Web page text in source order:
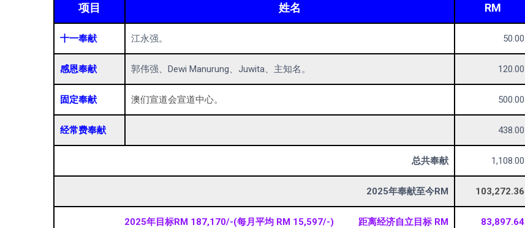
项目 姓名 RM
十一奉献 江永强。 50.00
感恩奉献 郭伟强、Dewi Manurung、Juwita、主知名。 120.00
固定奉献 澳们宣道会宣道中心。 500.00
经常费奉献 438.00
总共奉献 1,108.00
2025年奉献至今RM 103,272.36
2025年目标RM 187,170/-(每月平均 RM 15,597/-) 距离经济自立目标 RM 83,897.64